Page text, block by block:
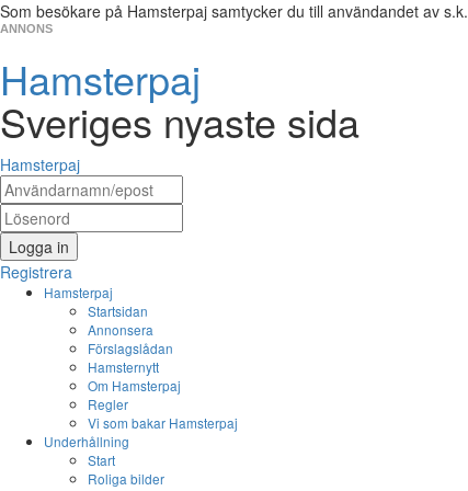
Som besökare på Hamsterpaj samtycker du till användandet av s.k.
ANNONS
Hamsterpaj
Sveriges nyaste sida
Hamsterpaj
Logga in
Registrera
Hamsterpaj
Startsidan
Annonsera
Förslagslådan
Hamsternytt
Om Hamsterpaj
Regler
Vi som bakar Hamsterpaj
Underhållning
Start
Roliga bilder